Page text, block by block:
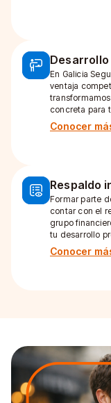
En Galicia
ventaja
concreta para
Conocer
Respaldo
Formar parte
contar con el
grupo
tu desarrollo
Conocer